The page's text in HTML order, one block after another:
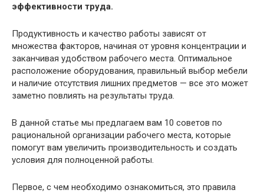
эффективности труда.
Продуктивность и качество работы зависят от
множества факторов, начиная от уровня концентрации и
заканчивая удобством рабочего места. Оптимальное
расположение оборудования, правильный выбор мебели
и наличие отсутствия лишних предметов — все это может
заметно повлиять на результаты труда.
В данной статье мы предлагаем вам 10 советов по
рациональной организации рабочего места, которые
помогут вам увеличить производительность и создать
условия для полноценной работы.
Первое, с чем необходимо ознакомиться, это правила